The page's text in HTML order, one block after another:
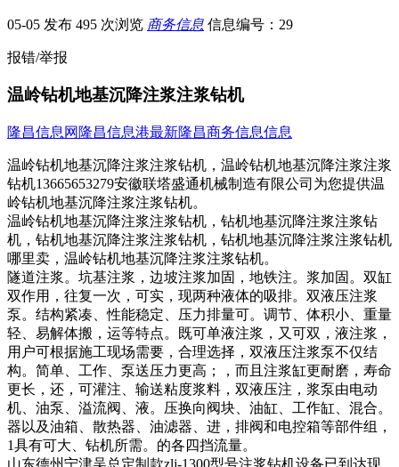
05-05 发布 495 次浏览 商务信息 信息编号：29
报错/举报
温岭钻机地基沉降注浆注浆钻机
隆昌信息网 隆昌信息港最新隆昌商务信息信息
温岭钻机地基沉降注浆注浆钻机，温岭钻机地基沉降注浆注浆
钻机13665653279安徽联塔盛通机械制造有限公司为您提供温
岭钻机地基沉降注浆注浆钻机。
温岭钻机地基沉降注浆注浆钻机，钻机地基沉降注浆注浆钻
机，钻机地基沉降注浆注浆钻机，钻机地基沉降注浆注浆钻机
哪里卖，温岭钻机地基沉降注浆注浆钻机。
隧道注浆。坑基注浆，边坡注浆加固，地铁注。浆加固。双缸
双作用，往复一次，可实，现两种液体的吸排。双液压注浆
泵。结构紧凑、性能稳定、压力排量可。调节、体积小、重量
轻、易解体搬，运等特点。既可单液注浆，又可双，液注浆，
用户可根据施工现场需要，合理选择，双液压注浆泵不仅结
构。简单、工作、泵送压力更高；，而且注浆缸更耐磨，寿命
更长，还，可灌注、输送粘度浆料，双液压注，浆泵由电动
机、油泵、溢流阀、液。压换向阀块、油缸、工作缸、混合。
器以及油箱、散热器、油滤器、进，排阀和电控箱等部件组，
1具有可大、钻机所需。的各四挡流量。